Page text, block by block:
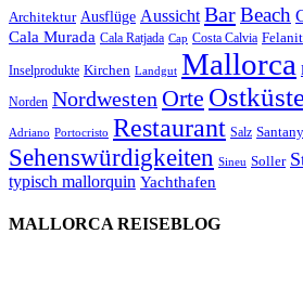
Architektur Ausflüge Aussicht BarBeach
Cala Murada Cala Ratjada Cap Costa Calvia
Inselprodukte Kirchen Landgut Mallorca
Norden Nordwesten Orte
Adriano Portocristo Restaurant Salz
Sehenswürdigkeiten Sineu Soller
typisch mallorquin Yachthafen
MALLORCA REISEBLOG